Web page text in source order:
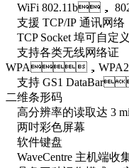
WiFi 802.11b，
支援 TCP/IP 通讯网络
TCP Socket 埠可自定义
支持各类无线网络
WPA，WPA2
支持 GS1 DataBar
二维条形码
高分辨率的读取达 3
两吋彩色屏幕
软件键盘
WaveCentre 主机端收